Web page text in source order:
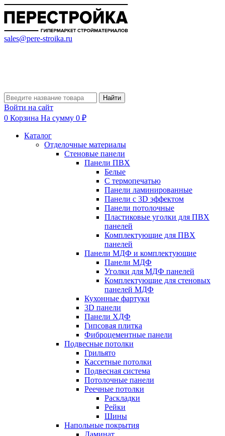
sales@pere-stroika.ru
Найти
Войти на сайт
0 Корзина На сумму 0 ₽
Каталог
Отделочные материалы
Стеновые панели
Панели ПВХ
Белые
С термопечатью
Панели ламинированные
Панели с 3D эффектом
Панели потолочные
Пластиковые уголки для ПВХ
панелей
Комплектующие для ПВХ
панелей
Панели МДФ и комплектующие
Панели МДФ
Уголки для МДФ панелей
Комплектующие для стеновых
панелей МДФ
Кухонные фартуки
3D панели
Панели ХДФ
Гипсовая плитка
Фиброцементные панели
Подвесные потолки
Грильято
Кассетные потолки
Подвесная система
Потолочные панели
Реечные потолки
Раскладки
Рейки
Шины
Напольные покрытия
Ламинат